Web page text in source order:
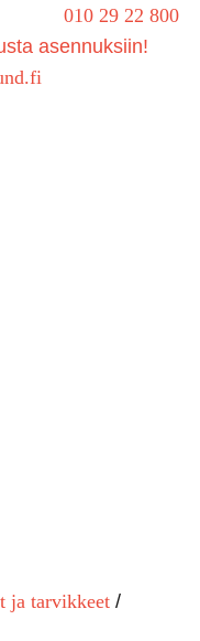
010 29 22 800
asennuksiin!
ja tarvikkeet